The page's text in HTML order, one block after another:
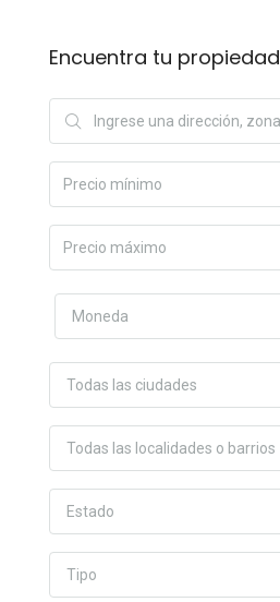
Encuentra tu propiedad
Moneda
Todas las ciudades
Todas las localidades o barrios
Estado
Tipo